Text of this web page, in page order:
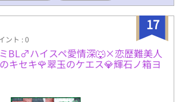
17
ント : 0
BL♂ハイスペ愛情深🐺×恋歴難美人
キセキ🌹翠玉のケエス💎輝石ノ箱ヨ